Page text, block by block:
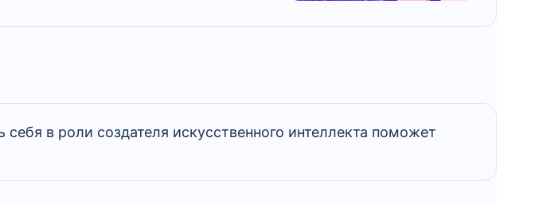
в роли создателя искусственного интеллекта поможет